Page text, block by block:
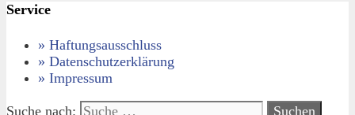
Service
» Haftungsausschluss
» Datenschutzerklärung
» Impressum
Suche nach: